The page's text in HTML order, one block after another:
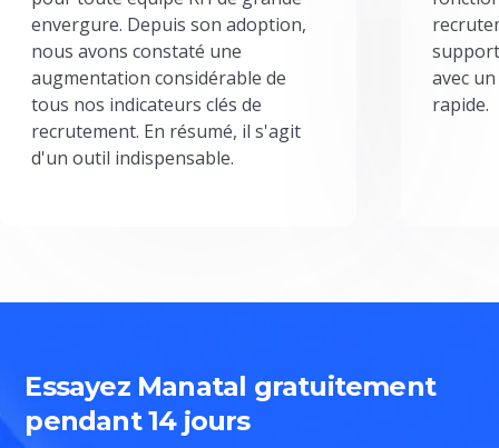
envergure. Depuis son adoption,
nous avons constaté une
augmentation considérable de
tous nos indicateurs clés de
recrutement. En résumé, il s'agit
d'un outil indispensable.
avec
rapide.
Essayez Manatal gratuitement
pendant 14 jours